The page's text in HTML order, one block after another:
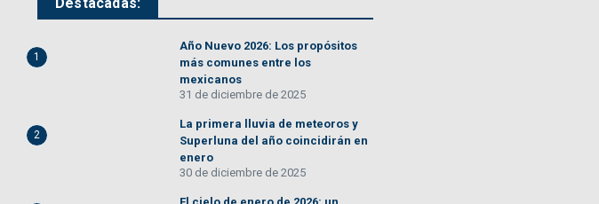
Destacadas:
1
Año Nuevo 2026: Los propósitos
más comunes entre los
mexicanos
31 de diciembre de 2025
2
La primera lluvia de meteoros y
Superluna del año coincidirán en
enero
30 de diciembre de 2025